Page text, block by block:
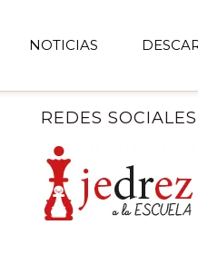
NOTICIAS
REDES SOCIALES